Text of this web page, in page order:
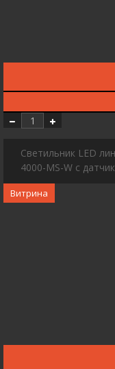
Светильник LED
4000-MS-W с
Витрина